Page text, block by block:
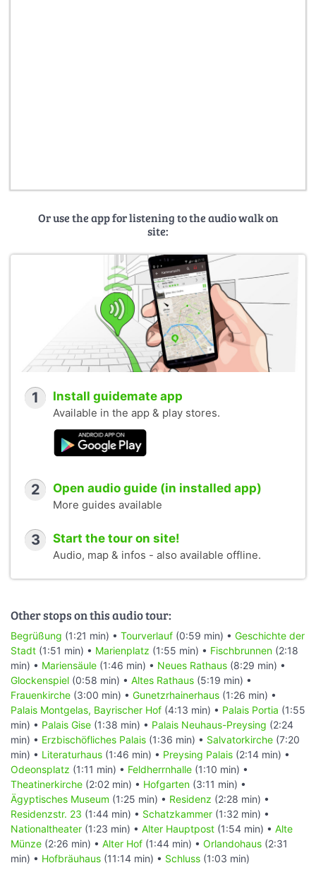
Or use the app for listening to the audio walk on
site:
1 Install guidemate app
Available in the app & play stores.
2 Open audio guide (in installed app)
More guides available
3 Start the tour on site!
Audio, map & infos - also available offline.
Other stops on this audio tour:
Begrüßung (1:21 min) • Tourverlauf (0:59 min) • Geschichte der
Stadt (1:51 min) • Marienplatz (1:55 min) • Fischbrunnen (2:18
min) • Mariensäule (1:46 min) • Neues Rathaus (8:29 min) •
Glockenspiel (0:58 min) • Altes Rathaus (5:19 min) •
Frauenkirche (3:00 min) • Gunetzrhainerhaus (1:26 min) •
Palais Montgelas, Bayrischer Hof (4:13 min) • Palais Portia (1:55
min) • Palais Gise (1:38 min) • Palais Neuhaus-Preysing (2:24
min) • Erzbischöfliches Palais (1:36 min) • Salvatorkirche (7:20
min) • Literaturhaus (1:46 min) • Preysing Palais (2:14 min) •
Odeonsplatz (1:11 min) • Feldherrnhalle (1:10 min) •
Theatinerkirche (2:02 min) • Hofgarten (3:11 min) •
Ägyptisches Museum (1:25 min) • Residenz (2:28 min) •
Residenzstr. 23 (1:44 min) • Schatzkammer (1:32 min) •
Nationaltheater (1:23 min) • Alter Hauptpost (1:54 min) • Alte
Münze (2:26 min) • Alter Hof (1:44 min) • Orlandohaus (2:31
min) • Hofbräuhaus (11:14 min) • Schluss (1:03 min)